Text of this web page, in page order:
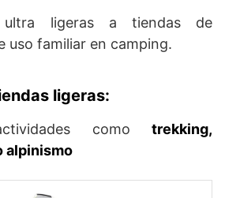
ultra ligeras a tiendas de
uso familiar en camping.
ligeras:
como trekking,
alpinismo